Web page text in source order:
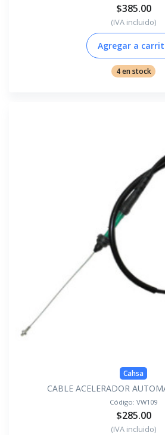
$385.00
(IVA incluido)
Agregar a
4 en stock
Cahsa
CABLE ACELERADOR
Código: VW109
$285.00
(IVA incluido)